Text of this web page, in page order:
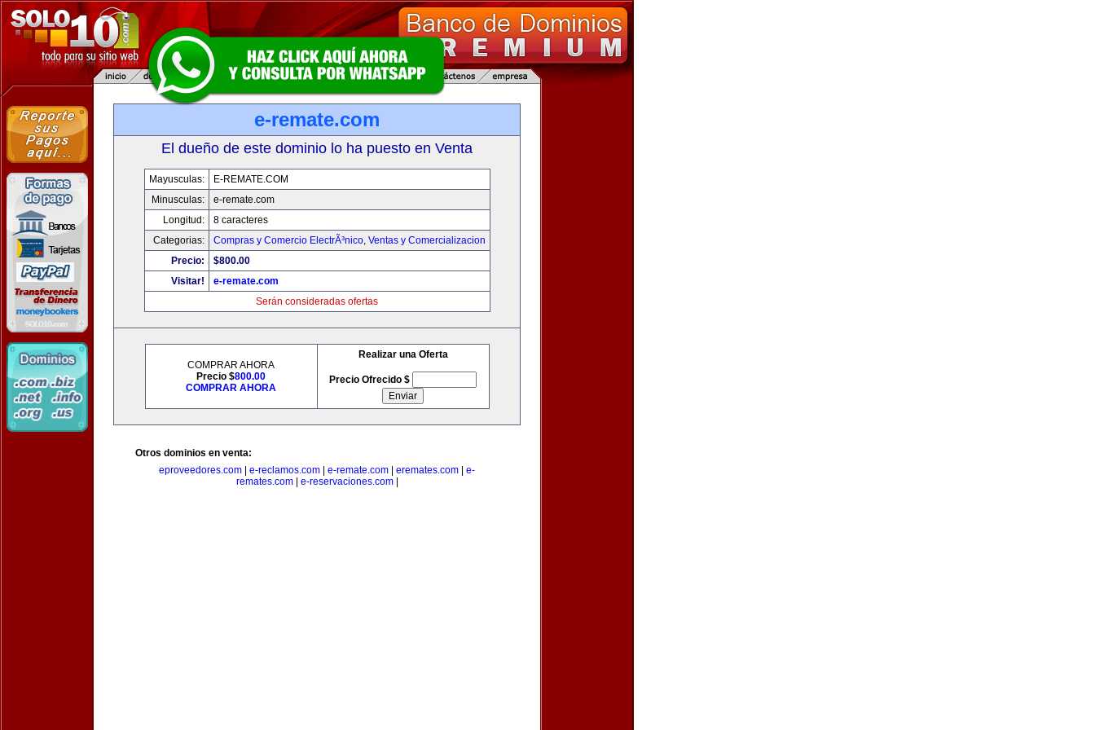
e-remate.com
El dueño de este dominio lo ha puesto en Venta
Mayusculas:
E-REMATE.COM
Minusculas:
e-remate.com
Longitud:
8 caracteres
Categorias:
Compras y Comercio ElectrÃ³nico, Ventas y Comercializacion
Precio:
$800.00
Visitar!
e-remate.com
Serán consideradas ofertas
COMPRAR AHORA
Precio $800.00
COMPRAR AHORA
Realizar una Oferta
Precio Ofrecido $
Otros dominios en venta:
eproveedores.com
e-reclamos.com e-remate.com eremates.com
e-
remates.com| e-reservaciones.com|